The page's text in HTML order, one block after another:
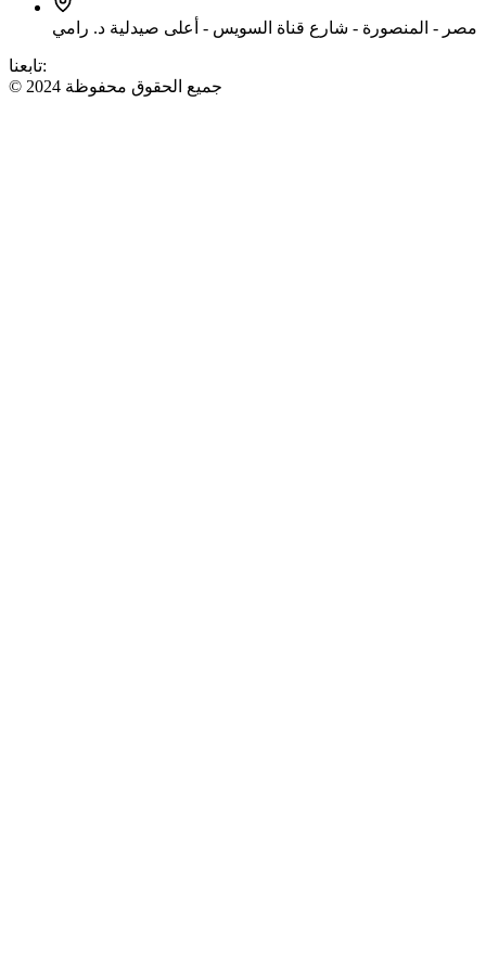
مصر - المنصورة - شارع قناة السويس - أعلى صيدلية د. رامي
تابعنا:
© 2024 جميع الحقوق محفوظة